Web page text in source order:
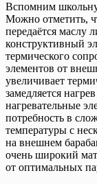
Вспомним
Можно отметить,
передаётся маслу
конструктивный
термического
элементов от
увеличивает
замедляется
нагревательные
потребность в
температуры с
на внешнем
очень широкий
от оптимальных